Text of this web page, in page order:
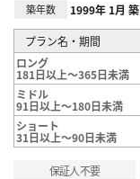
築年数 1999年 1月 築
プラン名・期間
ロング
181日以上～365日未満
ミドル
91日以上～180日未満
ショート
31日以上～90日未満
保証人不要